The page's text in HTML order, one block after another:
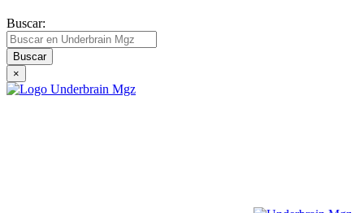
Buscar:
×